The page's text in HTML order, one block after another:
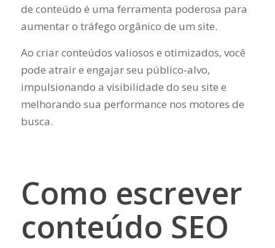
de conteúdo é uma ferramenta poderosa para
aumentar o tráfego orgânico de um site.
Ao criar conteúdos valiosos e otimizados, você
pode atrair e engajar seu público-alvo,
impulsionando a visibilidade do seu site e
melhorando sua performance nos motores de
busca.
Como escrever
conteúdo SEO